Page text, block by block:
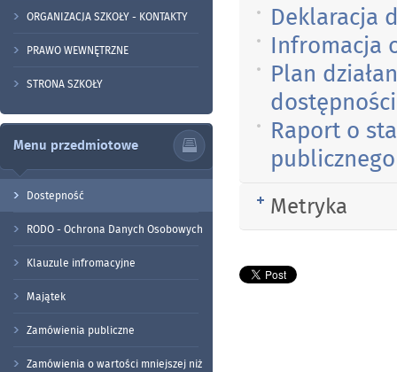
ORGANIZACJA SZKOŁY - KONTAKTY
PRAWO WEWNĘTRZNE
STRONA SZKOŁY
Menu przedmiotowe
Dostepność
RODO - Ochrona Danych Osobowych
Klauzule infromacyjne
Majątek
Zamówienia publiczne
Zamówienia o wartości mniejszej niż
Deklaracja
Infromacja
Plan
dostępności
Raport o
publicznego
Rozwiń
Metryka